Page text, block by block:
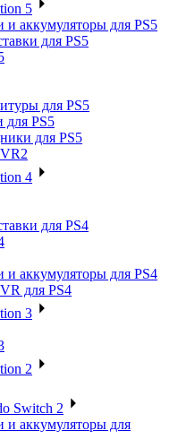
5
и аккумуляторы для PS5
для PS5
для PS5
для PS5
для PS5
4
для PS4
и аккумуляторы для PS4
для PS4
3
2
Switch 2
и аккумуляторы для